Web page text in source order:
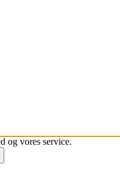
og vores service.